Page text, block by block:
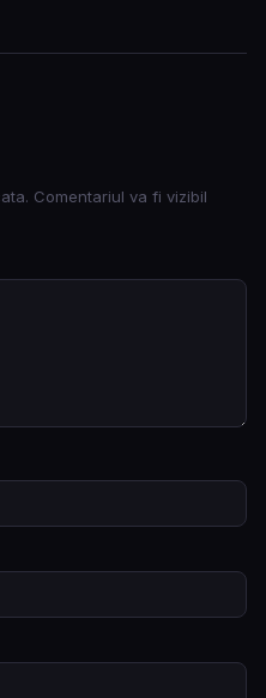
Comentariul va fi vizibil